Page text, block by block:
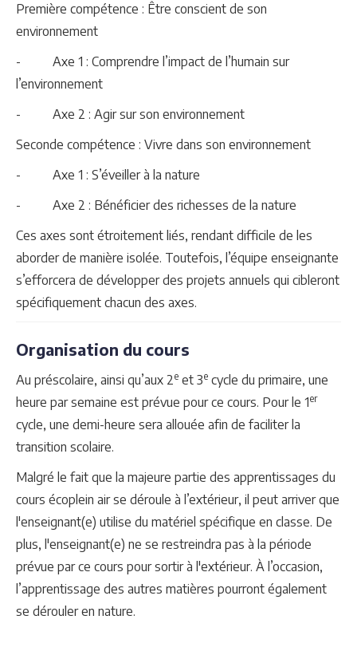
Première compétence : Être conscient de son
environnement
- Axe 1 : Comprendre l’impact de l’humain sur
l’environnement
- Axe 2 : Agir sur son environnement
Seconde compétence : Vivre dans son environnement
- Axe 1 : S’éveiller à la nature
- Axe 2 : Bénéficier des richesses de la nature
Ces axes sont étroitement liés, rendant difficile de les
aborder de manière isolée. Toutefois, l’équipe enseignante
s’efforcera de développer des projets annuels qui cibleront
spécifiquement chacun des axes.
Organisation du cours
Au préscolaire, ainsi qu’aux 2e et 3e cycle du primaire, une
heure par semaine est prévue pour ce cours. Pour le 1er
cycle, une demi-heure sera allouée afin de faciliter la
transition scolaire.
Malgré le fait que la majeure partie des apprentissages du
cours écoplein air se déroule à l’extérieur, il peut arriver que
l'enseignant(e) utilise du matériel spécifique en classe. De
plus, l'enseignant(e) ne se restreindra pas à la période
prévue par ce cours pour sortir à l'extérieur. À l’occasion,
l’apprentissage des autres matières pourront également
se dérouler en nature.